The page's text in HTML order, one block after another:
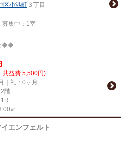
区小港町 ３丁目
集中： 1室
◆◆
共益費 5,500円)
｜礼：0ヶ月
2階
㎡
エンフェルト